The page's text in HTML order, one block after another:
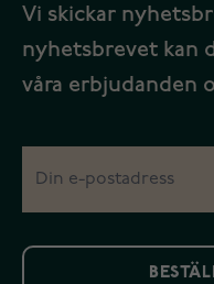
Vi skickar
nyhetsbrevet kan
våra erbjudanden